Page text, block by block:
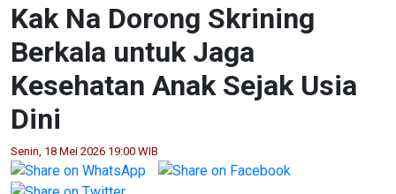
Kak Na Dorong Skrining
Berkala untuk Jaga
Kesehatan Anak Sejak Usia
Dini
Senin, 18 Mei 2026 19:00 WIB